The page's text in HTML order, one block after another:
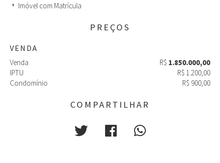
arrow_right Imóvel com Matrícula
PREÇOS
VENDA
Venda R$ 1.850.000,00
IPTU
R$ 1.200,00
Condomínio
R$ 900,00
COMPARTILHAR